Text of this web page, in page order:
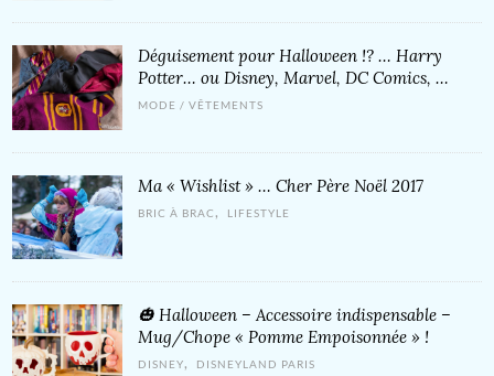
Déguisement pour Halloween !? … Harry
Potter… ou Disney, Marvel, DC Comics, …
MODE / VÊTEMENTS
Ma « Wishlist » … Cher Père Noël 2017
BRIC À BRAC , LIFESTYLE
🎃 Halloween – Accessoire indispensable –
Mug/Chope « Pomme Empoisonnée » !
DISNEY, DISNEYLAND PARIS